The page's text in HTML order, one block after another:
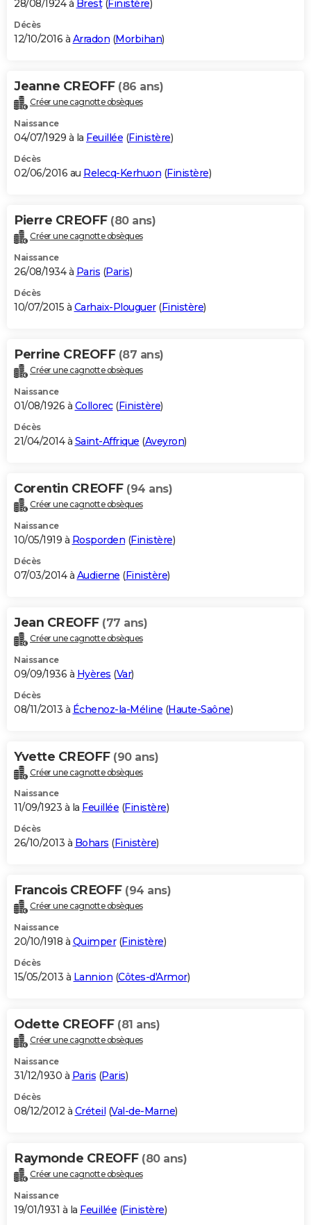
28/08/1924 à Brest(Finistère)
Décès
12/10/2016 à Arradon (Morbihan)
Jeanne CREOFF (86 ans)
Créer une cagnotte obsèques
Naissance
04/07/1929 à la Feuillée (Finistère)
Décès
02/06/2016 au Relecq-Kerhuon (Finistère)
Pierre CREOFF (80 ans)
Créer une cagnotte obsèques
Naissance
26/08/1934 à Paris (Paris)
Décès
10/07/2015 à Carhaix-Plouguer(Finistère)
Perrine CREOFF (87 ans)
Créer une cagnotte obsèques
Naissance
01/08/1926 à Collorec(Finistère)
Décès
21/04/2014 à Saint-Affrique (Aveyron)
Corentin CREOFF (94 ans)
Créer une cagnotte obsèques
Naissance
10/05/1919 à Rosporden (Finistère)
Décès
07/03/2014 à Audierne (Finistère)
Jean CREOFF (77 ans)
Créer une cagnotte obsèques
Naissance
09/09/1936 à Hyères (Var)
Décès
08/11/2013 à Échenoz-la-Méline (Haute-Saône)
Yvette CREOFF (90 ans)
Créer une cagnotte obsèques
Naissance
11/09/1923 à la Feuillée (Finistère)
Décès
26/10/2013 à Bohars (Finistère)
Francois CREOFF (94 ans)
Créer une cagnotte obsèques
Naissance
20/10/1918 à Quimper(Finistère)
Décès
15/05/2013 à Lannion (Côtes-d'Armor)
Odette CREOFF (81 ans)
Créer une cagnotte obsèques
Naissance
31/12/1930 à Paris (Paris)
Décès
08/12/2012 à Créteil (Val-de-Marne)
Raymonde CREOFF (80 ans)
Créer une cagnotte obsèques
Naissance
19/01/1931 à la Feuillée (Finistère)